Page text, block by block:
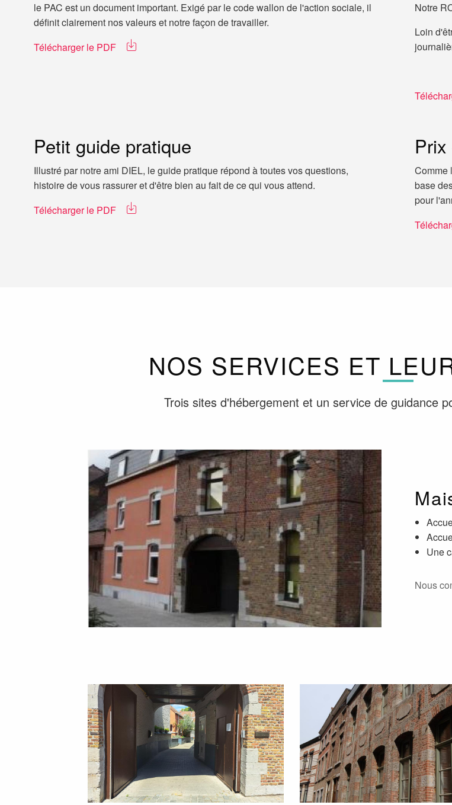
le PAC est un document important. Exigé par le code wallon de l'action sociale, il
définit clairement nos valeurs et notre façon de travailler.
Télécharger le PDF
Notre
Loin
Petit guide pratique
Illustré par notre ami DIEL, le guide pratique répond à toutes vos questions,
histoire de vous rassurer et d'être bien au fait de ce qui vous attend.
Télécharger le PDF
Comme
base
pour
NOS SERVICES ET
Trois sites d'hébergement et un service de guidance
Une
Nous